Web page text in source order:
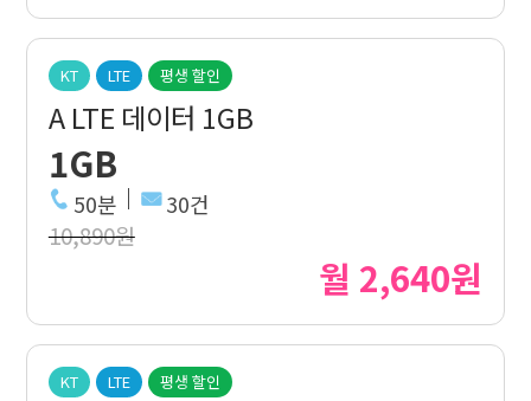
KT LTE 평생 할인
A LTE 데이터 1GB
1GB
50분 30건
10,890원
월 2,640원
KT LTE 평생 할인